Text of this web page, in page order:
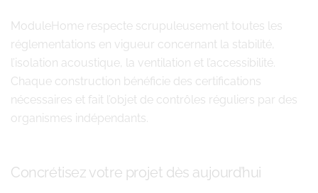
ModuleHome respecte scrupuleusement toutes les
réglementations en vigueur concernant la stabilité,
l’isolation acoustique, la ventilation et l’accessibilité.
Chaque construction bénéficie des certifications
nécessaires et fait l’objet de contrôles réguliers par des
organismes indépendants.
Concrétisez votre projet dès aujourd’hui